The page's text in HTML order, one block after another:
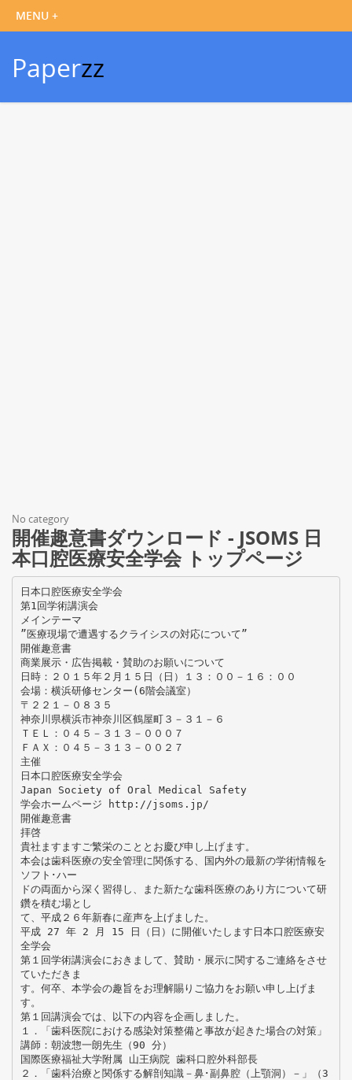
Paperzz
No category
開催趣意書ダウンロード - JSOMS 日
本口腔医療安全学会 トップページ
日本口腔医療安全学会
第1回学術講演会
メインテーマ
”医療現場で遭遇するクライシスの対応について”
開催趣意書
商業展示・広告掲載・賛助のお願いについて
日時：２０１５年２月１５日（日）１３：００－１６：００
会場：横浜研修センター(6階会議室）
〒２２１－０８３５
神奈川県横浜市神奈川区鶴屋町３－３１－６
ＴＥＬ：０４５－３１３－０００７
ＦＡＸ：０４５－３１３－００２７
主催
日本口腔医療安全学会
Japan Society of Oral Medical Safety
学会ホームページ http://jsoms.jp/
開催趣意書
拝啓
貴社ますますご繁栄のこととお慶び申し上げます。
本会は歯科医療の安全管理に関係する、国内外の最新の学術情報を
ソフト･ハー
ドの両面から深く習得し、また新たな歯科医療のあり方について研
鑽を積む場とし
て、平成２６年新春に産声を上げました。
平成 27 年 2 月 15 日（日）に開催いたします日本口腔医療安
全学会
第１回学術講演会におきまして、賛助・展示に関するご連絡をさせ
ていただきま
す。何卒、本学会の趣旨をお理解賜りご協力をお願い申し上げま
す。
第１回講演会では、以下の内容を企画しました。
１．「歯科医院における感染対策整備と事故が起きた場合の対策」
講師：朝波惣一朗先生（90 分）
国際医療福祉大学附属 山王病院 歯科口腔外科部長
２．「歯科治療と関係する解剖知識－鼻･副鼻腔（上顎洞）－」（3